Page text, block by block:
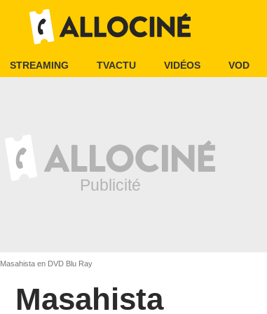
STREAMING TVACTU VIDÉOS VOD
Masahista en DVD Blu Ray
Masahista